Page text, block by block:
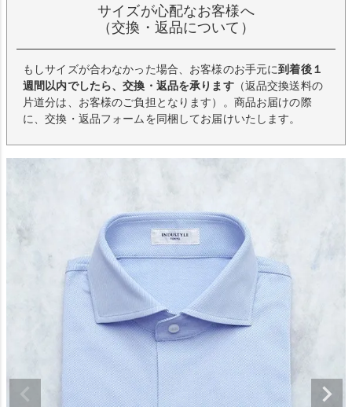
サイズが心配なお客様へ
（交換・返品について）
もしサイズが合わなかった場合、お客様のお手元に到着後１
週間以内でしたら、交換・返品を承ります（返品交換送料の
片道分は、お客様のご負担となります）。商品お届けの際
に、交換・返品フォームを同梱してお届けいたします。